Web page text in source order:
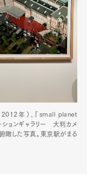
年）、『small planet
ョンギャラリー 大判カメ
瞰した写真。東京駅がまる